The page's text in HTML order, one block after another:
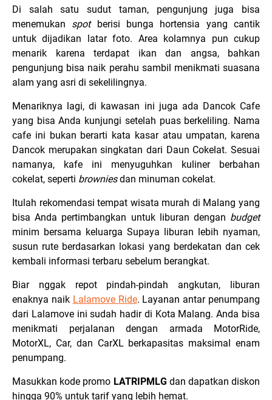
Di salah satu sudut taman, pengunjung juga bisa
menemukan spotberisi bunga hortensia yang cantik
untuk dijadikan latar foto. Area kolamnya pun cukup
menarik karena terdapat ikan dan angsa, bahkan
pengunjung bisa naik perahu sambil menikmati suasana
alam yang asri di sekelilingnya.
Menariknya lagi, di kawasan ini juga ada Dancok Cafe
yang bisa Anda kunjungi setelah puas berkeliling. Nama
cafe ini bukan berarti kata kasar atau umpatan, karena
Dancok merupakan singkatan dari Daun Cokelat. Sesuai
namanya, kafe ini menyuguhkan kuliner berbahan
cokelat, seperti browniesdan minuman cokelat.
Itulah rekomendasi tempat wisata murah di Malang yang
bisa Anda pertimbangkan untuk liburan dengan budget
minim bersama keluarga Supaya liburan lebih nyaman,
susun rute berdasarkan lokasi yang berdekatan dan cek
kembali informasi terbaru sebelum berangkat.
Biar nggak repot pindah-pindah angkutan, liburan
enaknya naik Lalamove Ride. Layanan antar penumpang
dari Lalamove ini sudah hadir di Kota Malang. Anda bisa
menikmati perjalanan dengan armada MotorRide,
MotorXL, Car, dan CarXL berkapasitas maksimal enam
penumpang.
Masukkan kode promo LATRIPMLG dan dapatkan diskon
hingga 90% untuk tarif yang lebih hemat.